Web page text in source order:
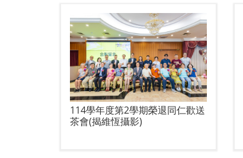
114學年度第2學期榮退同仁歡送
茶會(揭維恆攝影)